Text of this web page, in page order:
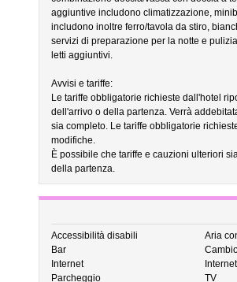
aggiuntive includono climatizzazione,
includono inoltre ferro/tavola da stiro,
servizi di preparazione per la notte e
letti aggiuntivi.
Avvisi e tariffe:
Le tariffe obbligatorie richieste dall'hotel
dell'arrivo o della partenza. Verrà
sia completo. Le tariffe obbligatorie
modifiche.
È possibile che tariffe e cauzioni ulteriori
della partenza.
Accessibilità disabili Aria
Bar
Internet
Parcheggio
TV